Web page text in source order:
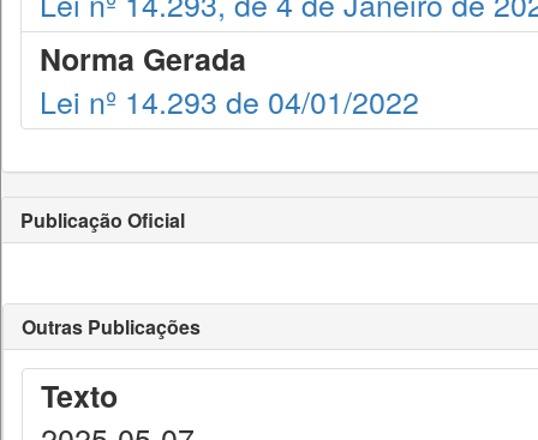
Norma Gerada
Lei nº 14.293 de 04/01/2022
Publicação Oficial
Outras Publicações
Texto